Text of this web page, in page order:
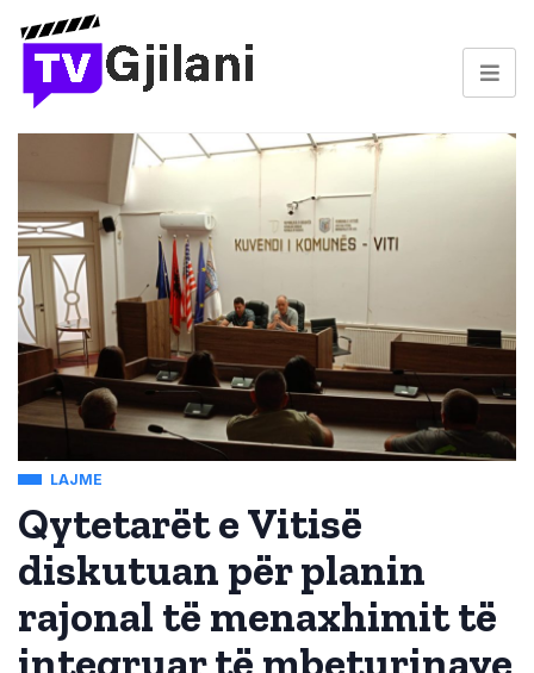
LAJME
Qytetarët e Vitisë
diskutuan për planin
rajonal të menaxhimit të